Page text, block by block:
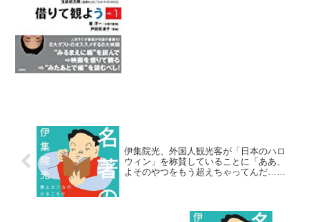
伊集院光、外国人観光客が「日本のハロ
ウィン」を称賛していることに「ああ、
よそのやつをもう超えちゃってんだ…」